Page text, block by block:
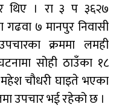
थिए । रा ३ प ३६२७
गढवा ७ मानपुर निवासी
क्रममा लमही
सोही ठाउँका १८
महेश चौधरी घाइते भएका
उपचार भई रहेको छ ।